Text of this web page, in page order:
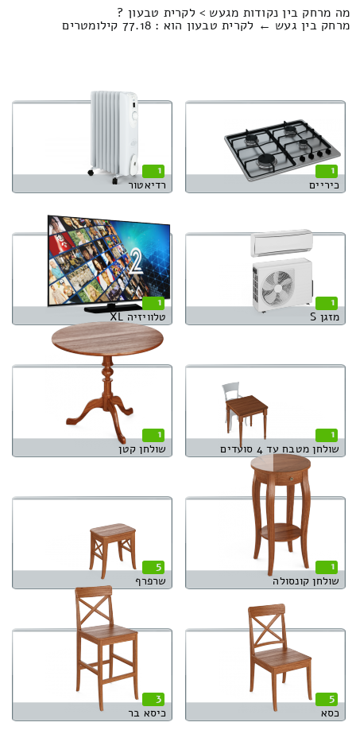
מה מרחק בין נקודות מגעש > לקרית טבעון ?
מרחק בין געש ← לקרית טבעון הוא : 77.18 קילומטרים
1
כיריים
1
רדיאטור
1
מזגן S
1
טלוויזיה XL
1
שולחן מטבח עד 4 סועדים
1
שולחן קטן
1
שולחן קונסולה
5
שרפרף
5
כסא
3
כיסא בר